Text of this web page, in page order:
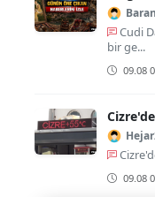
Cudi
bir ge...
09.08
09.08